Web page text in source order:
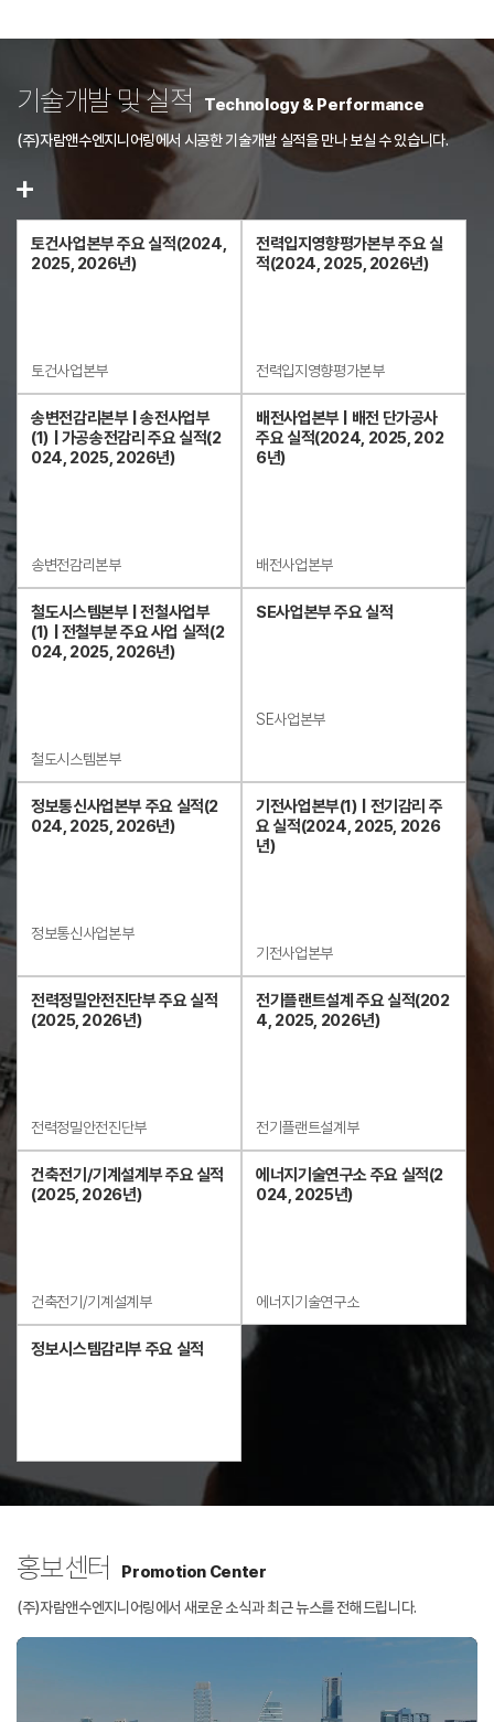
기술개발 및 실적 Technology & Performance
(주)자람앤수엔지니어링에서 시공한 기술개발 실적을 만나 보실 수 있습니다.
토건사업본부 주요 실적(2024,
2025, 2026년)
토건사업본부
전력입지영향평가본부 주요 실
적(2024, 2025, 2026년)
전력입지영향평가본부
송변전감리본부 | 송전사업부
(1) | 가공송전감리 주요 실적(2
024, 2025, 2026년)
송변전감리본부
배전사업본부 | 배전 단가공사
주요 실적(2024, 2025, 202
6년)
배전사업본부
철도시스템본부 | 전철사업부
(1) | 전철부분 주요 사업 실적(2
024, 2025, 2026년)
철도시스템본부
SE사업본부 주요 실적
SE사업본부
정보통신사업본부 주요 실적(2
024, 2025, 2026년)
정보통신사업본부
기전사업본부(1) | 전기감리 주
요 실적(2024, 2025, 2026
년)
기전사업본부
전력정밀안전진단부 주요 실적
(2025, 2026년)
전력정밀안전진단부
전기플랜트설계 주요 실적(202
4, 2025, 2026년)
전기플랜트설계부
건축전기/기계설계부 주요 실적
(2025, 2026년)
건축전기/기계설계부
에너지기술연구소 주요 실적(2
024, 2025년)
에너지기술연구소
정보시스템감리부 주요 실적
홍보센터 Promotion Center
(주)자람앤수엔지니어링에서 새로운 소식과 최근 뉴스를 전해드립니다.